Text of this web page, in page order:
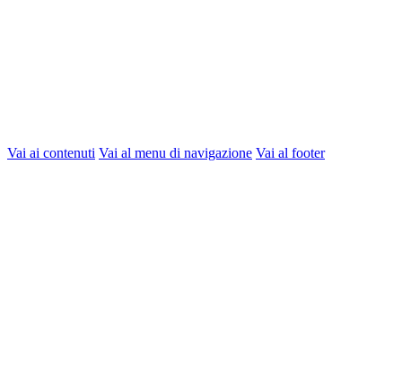
Vai ai contenuti Vai al menu di navigazione Vai al footer